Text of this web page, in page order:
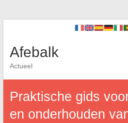
Afebalk
Actueel
Praktische gids
en onderhouden